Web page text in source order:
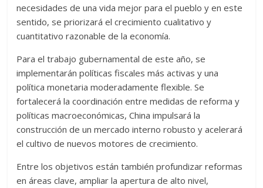
necesidades de una vida mejor para el pueblo y en este
sentido, se priorizará el crecimiento cualitativo y
cuantitativo razonable de la economía.
Para el trabajo gubernamental de este año, se
implementarán políticas fiscales más activas y una
política monetaria moderadamente flexible. Se
fortalecerá la coordinación entre medidas de reforma y
políticas macroeconómicas, China impulsará la
construcción de un mercado interno robusto y acelerará
el cultivo de nuevos motores de crecimiento.
Entre los objetivos están también profundizar reformas
en áreas clave, ampliar la apertura de alto nivel,